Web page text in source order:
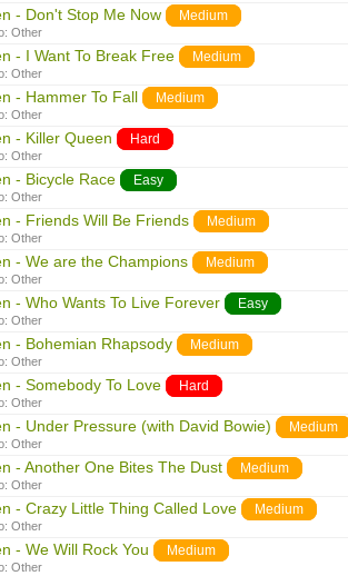
- Don't Stop Me Now Medium
Other
- I Want To Break Free Medium
Other
- Hammer To Fall Medium
Other
- Killer Queen Hard
Other
- Bicycle Race Easy
Other
- Friends Will Be Friends Medium
Other
- We are the Champions Medium
Other
- Who Wants To Live Forever Easy
Other
- Bohemian Rhapsody Medium
Other
- Somebody To Love Hard
Other
- Under Pressure (with David Bowie) Medium
Other
- Another One Bites The Dust Medium
Other
- Crazy Little Thing Called Love Medium
Other
- We Will Rock You Medium
Other